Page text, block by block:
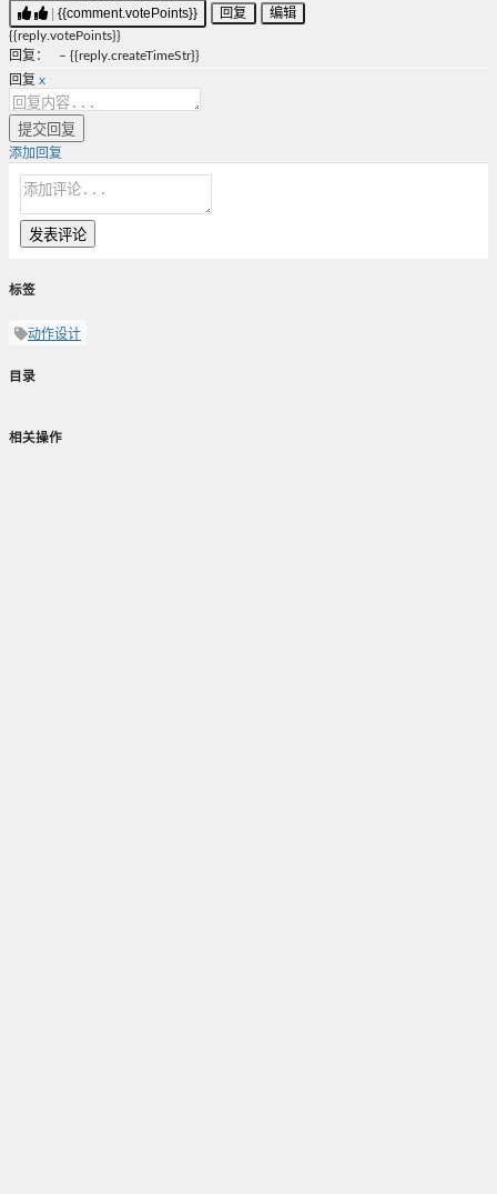
| {{comment.votePoints}} 回复 编辑
{{reply.votePoints}}
回复 ： – {{reply.createTimeStr}}
回复 x
提交回复
添加回复
发表评论
标签
动作设计
目录
相关操作